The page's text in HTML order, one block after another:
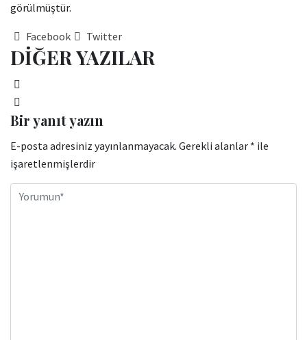
görülmüştür.
Facebook Twitter
DİĞER YAZILAR
Bir yanıt yazın
E-posta adresiniz yayınlanmayacak. Gerekli alanlar * ile
işaretlenmişlerdir